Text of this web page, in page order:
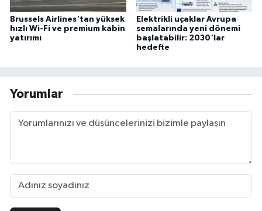
Brussels Airlines'tan yüksek
hızlı Wi-Fi ve premium kabin
yatırımı
Elektrikli uçaklar Avrupa
semalarında yeni dönemi
başlatabilir: 2030'lar
hedefte
Yorumlar